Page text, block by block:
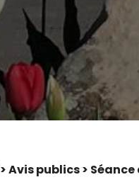
> Avis publics >